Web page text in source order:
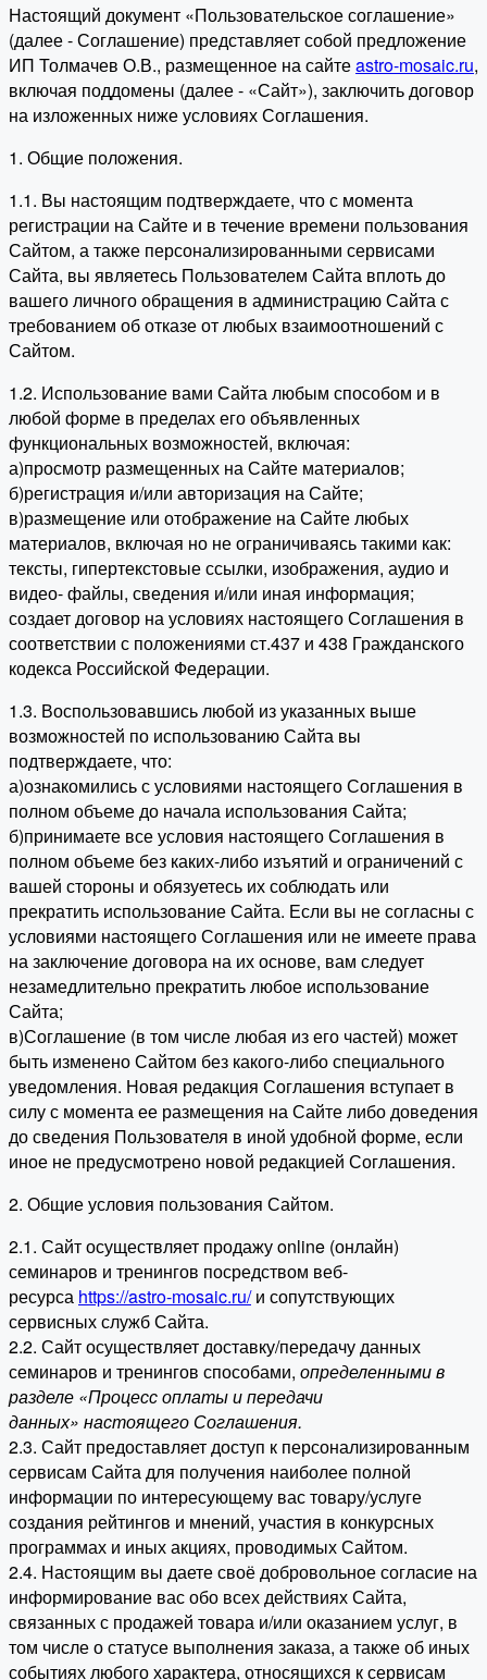
Настоящий документ «Пользовательское соглашение»
(далее - Соглашение) представляет собой предложение
ИП Толмачев О.В., размещенное на сайтеastro-mosaic.ru,
включая поддомены (далее - «Сайт»), заключить договор
на изложенных ниже условиях Соглашения.
1. Общие положения.
1.1. Вы настоящим подтверждаете, что с момента
регистрации на Сайте и в течение времени пользования
Сайтом, а также персонализированными сервисами
Сайта, вы являетесь Пользователем Сайта вплоть до
вашего личного обращения в администрацию Сайта с
требованием об отказе от любых взаимоотношений с
Сайтом.
1.2. Использование вами Сайта любым способом и в
любой форме в пределах его объявленных
функциональных возможностей, включая:
а)просмотр размещенных на Сайте материалов;
б)регистрация и/или авторизация на Сайте;
в)размещение или отображение на Сайте любых
материалов, включая но не ограничиваясь такими как:
тексты, гипертекстовые ссылки, изображения, аудио и
видео- файлы, сведения и/или иная информация;
создает договор на условиях настоящего Соглашения в
соответствии с положениями ст.437 и 438 Гражданского
кодекса Российской Федерации.
1.3. Воспользовавшись любой из указанных выше
возможностей по использованию Сайта вы
подтверждаете, что:
а)ознакомились с условиями настоящего Соглашения в
полном объеме до начала использования Сайта;
б)принимаете все условия настоящего Соглашения в
полном объеме без каких-либо изъятий и ограничений с
вашей стороны и обязуетесь их соблюдать или
прекратить использование Сайта. Если вы не согласны с
условиями настоящего Соглашения или не имеете права
на заключение договора на их основе, вам следует
незамедлительно прекратить любое использование
Сайта;
в)Соглашение (в том числе любая из его частей) может
быть изменено Сайтом без какого-либо специального
уведомления. Новая редакция Соглашения вступает в
силу с момента ее размещения на Сайте либо доведения
до сведения Пользователя в иной удобной форме, если
иное не предусмотрено новой редакцией Соглашения.
2. Общие условия пользования Сайтом.
2.1. Сайт осуществляет продажу online (онлайн)
семинаров и тренингов посредством веб-
ресурса https://astro-mosaic.ru/и сопутствующих
сервисных служб Сайта.
2.2. Сайт осуществляет доставку/передачу данных
семинаров и тренингов способами, определенными в
разделе «Процесс оплаты и передачи
данных» настоящего Соглашения.
2.3. Сайт предоставляет доступ к персонализированным
сервисам Сайта для получения наиболее полной
информации по интересующему вас товару/услуге
создания рейтингов и мнений, участия в конкурсных
программах и иных акциях, проводимых Сайтом.
2.4. Настоящим вы даете своё добровольное согласие на
информирование вас обо всех действиях Сайта,
связанных с продажей товара и/или оказанием услуг, в
том числе о статусе выполнения заказа, а также об иных
событиях любого характера, относящихся к сервисам